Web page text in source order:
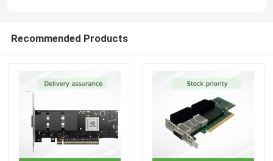
Glasvezelkabel en accessoires
Recommended Products